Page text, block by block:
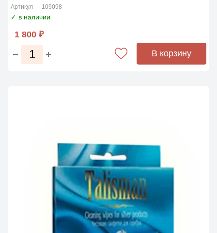
Артикул — 109098
✓ в наличии
1 800 ₽
В корзину